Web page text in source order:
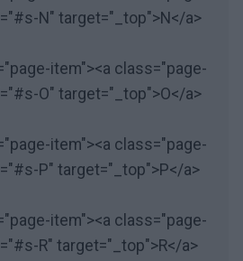
N" target="_top">N</a>
item"><a class="page-
O" target="_top">O</a>
item"><a class="page-
P" target="_top">P</a>
item"><a class="page-
R" target="_top">R</a>